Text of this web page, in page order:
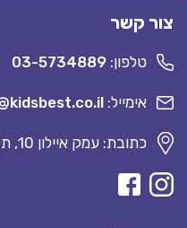
קשר
טלפון:03-5734889
אימייל:info@kidsbest.co.il
כתובת: עמק איילון 10, תל אביב.